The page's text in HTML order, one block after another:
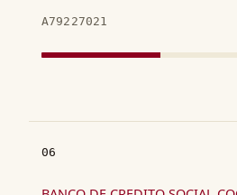
A79227021
06